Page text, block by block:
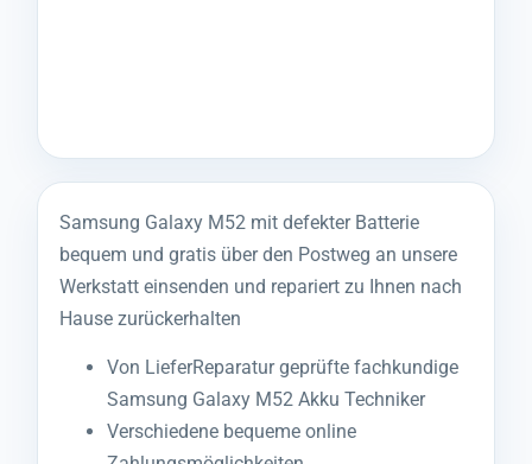
Samsung Galaxy M52 mit defekter Batterie
bequem und gratis über den Postweg an unsere
Werkstatt einsenden und repariert zu Ihnen nach
Hause zurückerhalten
Von LieferReparatur geprüfte fachkundige
Samsung Galaxy M52 Akku Techniker
Verschiedene bequeme online